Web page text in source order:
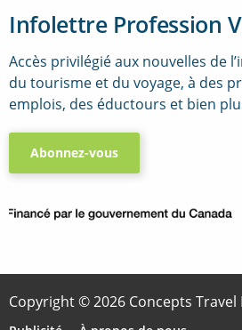
Infolettre Profession
Accès privilégié aux nouvelles de
du tourisme et du voyage, à des
emplois, des éductours et bien
Abonnez-vous
Copyright © 2026 Concepts Travel